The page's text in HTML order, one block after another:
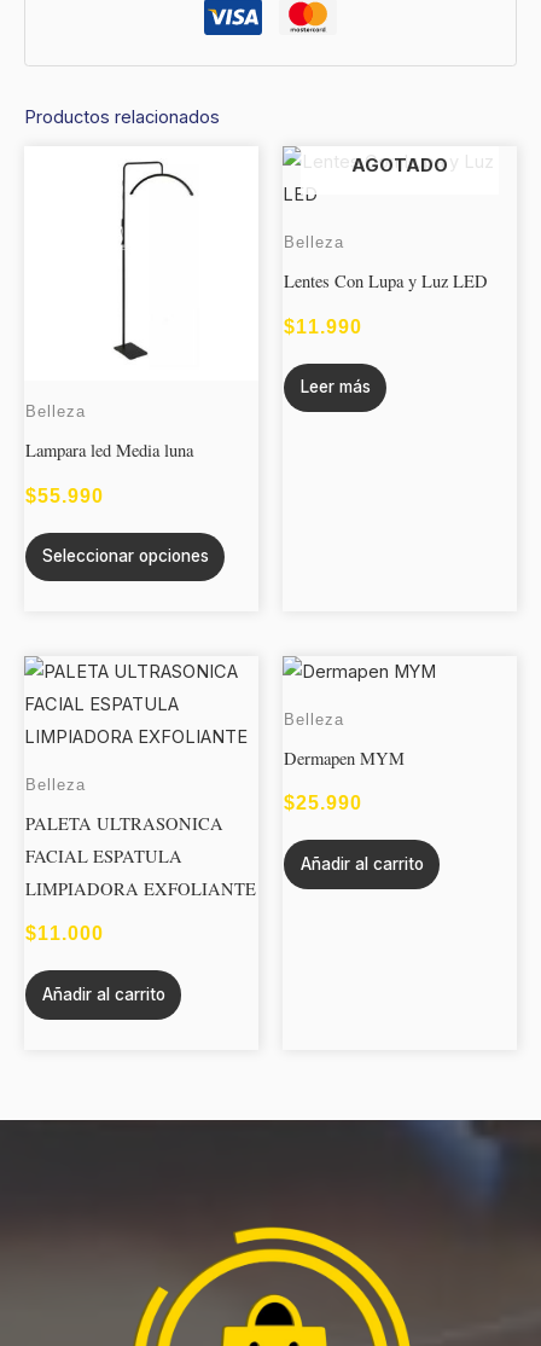
Productos relacionados
Belleza
Lampara led Media luna
$55.990
Seleccionar opciones
producto
variantes.
página
AGOTADO
Belleza
Lentes Con Lupa y Luz LED
$11.990
Leer más
Belleza
PALETA ULTRASONICA
FACIAL ESPATULA
LIMPIADORA EXFOLIANTE
$11.000
Añadir al carrito
Belleza
Dermapen MYM
$25.990
Añadir al carrito